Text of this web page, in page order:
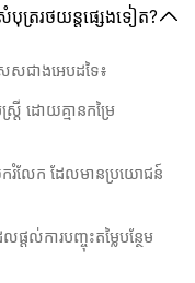
បុត្ររថយន្តផ្សេងទៀត?
សជាងអេបដទៃ៖
រី ដោយគ្មានកម្រៃ
ករំលែក ដែលមានប្រយោជន៍
ល់ការបញ្ចុះតម្លៃបន្ថែម